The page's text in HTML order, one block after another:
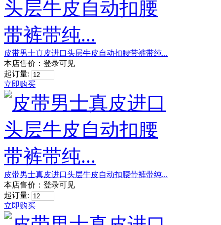
皮带男士真皮进口头层牛皮自动扣腰带裤带纯...
本店售价： 登录可见
起订量:
立即购买
皮带男士真皮进口头层牛皮自动扣腰带裤带纯...
本店售价： 登录可见
起订量:
立即购买